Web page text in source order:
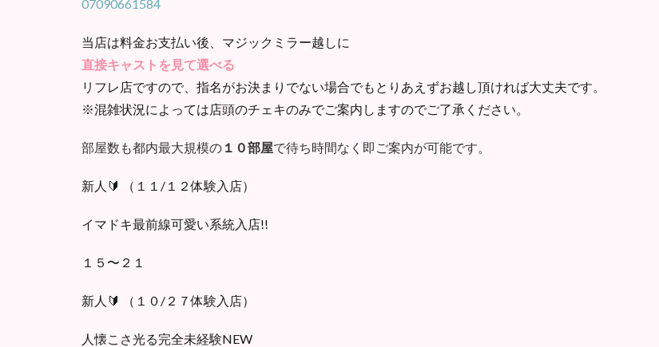
07090661584
当店は料金お支払い後、マジックミラー越しに
直接キャストを見て選べる
リフレ店ですので、指名がお決まりでない場合でもとりあえずお越し頂ければ大丈夫です。
※混雑状況によっては店頭のチェキのみでご案内しますのでご了承ください。
部屋数も都内最大規模の １０部屋で待ち時間なく即ご案内が可能です。
新人🔰 （１１/１２体験入店）
イマドキ最前線可愛い系統入店!!
１５〜２１
新人🔰 （１０/２７体験入店）
人懐こさ光る完全未経験NEW